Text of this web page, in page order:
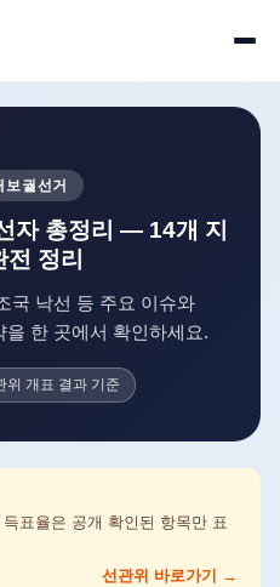
궐선거
자 총정리 — 14개 지
전 정리
국 낙선 등 주요 이슈와
을 한 곳에서 확인하세요.
개표 결과 기준
표율은 공개 확인된 항목만 표
선관위 바로가기 →